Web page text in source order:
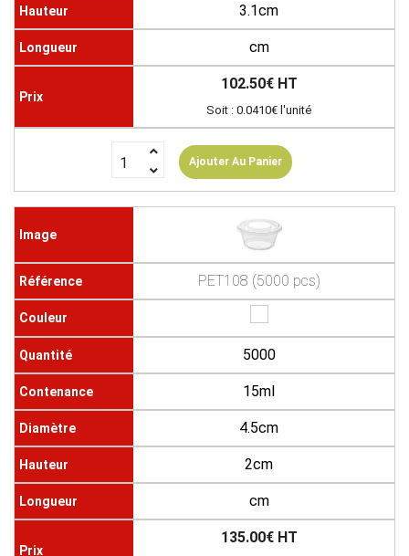
3.1cm
cm
102.50€ HT
Soit : 0.0410€ l'unité
Ajouter Au Panier
PET108 (5000 pcs)
5000
15ml
4.5cm
2cm
cm
135.00€ HT